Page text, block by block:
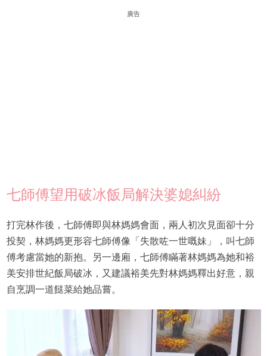
廣告
七師傅望用破冰飯局解決婆媳糾紛
打完林作後，七師傅即與林媽媽會面，兩人初次見面卻十分
投契，林媽媽更形容七師傅像「失散咗一世嘅妹」，叫七師
傅考慮當她的新抱。另一邊廂，七師傅瞞著林媽媽為她和裕
美安排世紀飯局破冰，又建議裕美先對林媽媽釋出好意，親
自烹調一道餸菜給她品嘗。